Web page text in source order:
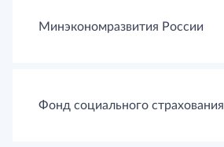
Минэкономразвития России
Фонд социального страхования